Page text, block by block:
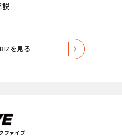
説
を見る
ファイブ